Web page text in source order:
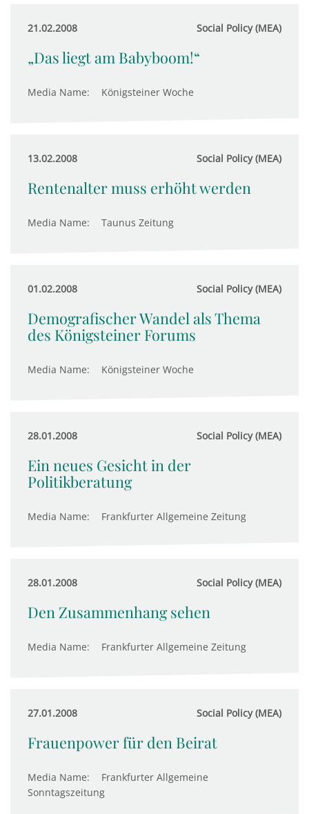
21.02.2008 Social Policy (MEA)
„Das liegt am Babyboom!“
Media Name: Königsteiner Woche
13.02.2008 Social Policy (MEA)
Rentenalter muss erhöht werden
Media Name: Taunus Zeitung
01.02.2008 Social Policy (MEA)
Demografischer Wandel als Thema
des Königsteiner Forums
Media Name: Königsteiner Woche
28.01.2008 Social Policy (MEA)
Ein neues Gesicht in der
Politikberatung
Media Name: Frankfurter Allgemeine Zeitung
28.01.2008 Social Policy (MEA)
Den Zusammenhang sehen
Media Name: Frankfurter Allgemeine Zeitung
27.01.2008 Social Policy (MEA)
Frauenpower für den Beirat
Media Name:
Frankfurter Allgemeine
Sonntagszeitung